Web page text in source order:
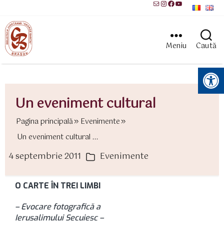
MailInstagram
Facebook
YouTube
Meniu Caută
Instrumente pentru accesibilitate
Un eveniment cultural
Pagina principală
Evenimente
Un eveniment cultural ...
4 septembrie 2011 Categorii
Evenimente
O CARTE ÎN TREI LIMBI
– Evocare fotografică a
Ierusalimului Secuiesc –